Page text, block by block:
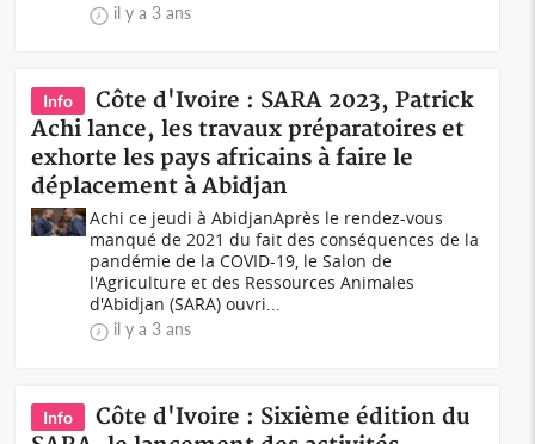
il y a 3 ans
Info
Côte d'Ivoire : SARA 2023, Patrick
Achi lance, les travaux préparatoires et
exhorte les pays africains à faire le
déplacement à Abidjan
Achi ce jeudi à AbidjanAprès le rendez-vous
manqué de 2021 du fait des conséquences de la
pandémie de la COVID-19, le Salon de
l'Agriculture et des Ressources Animales
d'Abidjan (SARA) ouvri...
il y a 3 ans
Info
Côte d'Ivoire : Sixième édition du